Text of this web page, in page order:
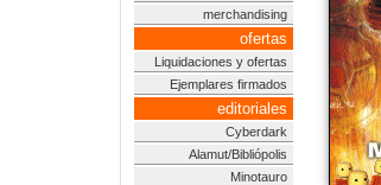
merchandising
ofertas
Liquidaciones y ofertas
Ejemplares firmados
editoriales
Cyberdark
Alamut/Bibliópolis
Minotauro